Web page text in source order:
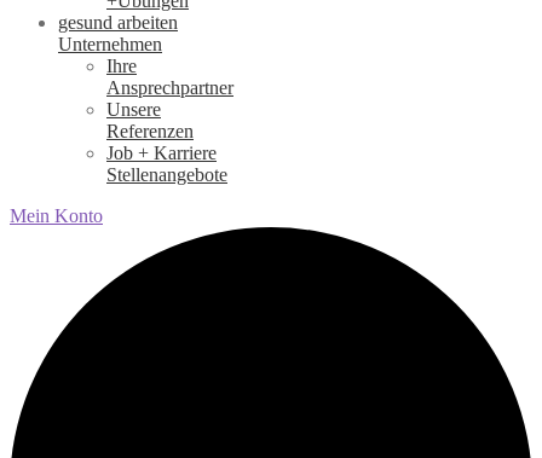
gesund arbeiten
Unternehmen
Ihre
Ansprechpartner
Unsere
Referenzen
Job + Karriere
Stellenangebote
Mein Konto